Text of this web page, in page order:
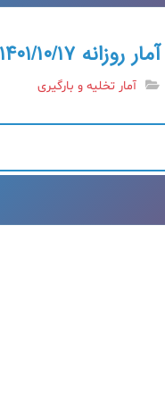
آمار روزانه ۱۴۰۱/۱۰/۱۷(بندر انزلی)
آمار تخلیه و بارگیری